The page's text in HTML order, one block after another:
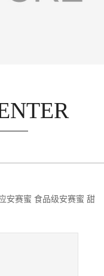
安赛蜜 食品级安赛蜜 甜